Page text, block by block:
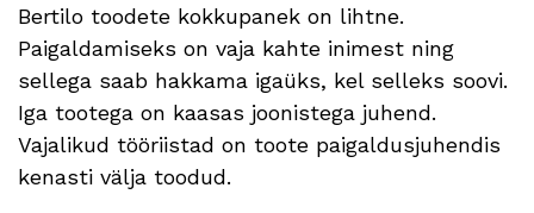
Bertilo toodete kokkupanek on lihtne.
Paigaldamiseks on vaja kahte inimest ning
sellega saab hakkama igaüks, kel selleks soovi.
Iga tootega on kaasas joonistega juhend.
Vajalikud tööriistad on toote paigaldusjuhendis
kenasti välja toodud.